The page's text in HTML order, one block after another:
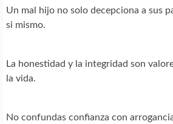
Un mal hijo no solo decepciona a sus
si mismo.
La honestidad y la integridad son
la vida.
No confundas confianza con